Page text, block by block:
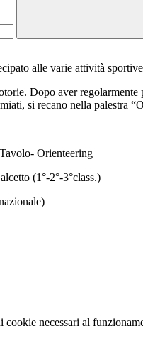
alle varie attività
Dopo aver
si recano nella palestra
Orienteering
(1°-2°-3°class.)
necessari al